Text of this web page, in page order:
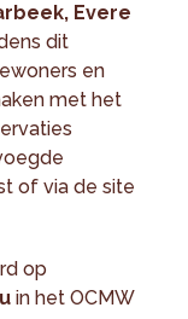
Evere
dit
en
met het
of via de site
op
in het OCMW